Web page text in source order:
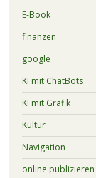
E-Book
finanzen
google
KI mit ChatBots
KI mit Grafik
Kultur
Navigation
online publizieren